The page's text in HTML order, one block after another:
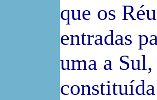
que os
entradas
uma a